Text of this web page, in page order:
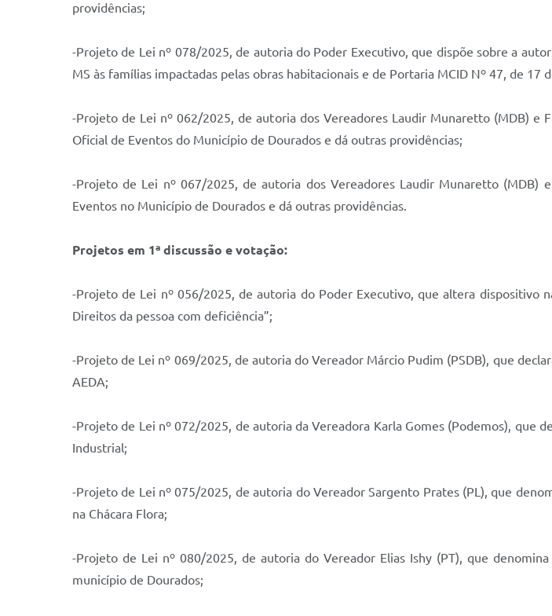
providências;
-Projeto de Lei nº 078/2025, de autoria do Poder Executivo, que dispõe sobre a
MS às famílias impactadas pelas obras habitacionais e de Portaria MCID Nº 47, de 17
-Projeto de Lei nº 062/2025, de autoria dos Vereadores Laudir Munaretto (MDB) e
Oficial de Eventos do Município de Dourados e dá outras providências;
-Projeto de Lei nº 067/2025, de autoria dos Vereadores Laudir Munaretto (MDB)
Eventos no Município de Dourados e dá outras providências.
Projetos em 1ª discussão e votação:
-Projeto de Lei nº 056/2025, de autoria do Poder Executivo, que altera dispositivo
Direitos da pessoa com deficiência”;
-Projeto de Lei nº 069/2025, de autoria do Vereador Márcio Pudim (PSDB), que
AEDA;
-Projeto de Lei nº 072/2025, de autoria da Vereadora Karla Gomes (Podemos), que
Industrial;
-Projeto de Lei nº 075/2025, de autoria do Vereador Sargento Prates (PL), que
na Chácara Flora;
-Projeto de Lei nº 080/2025, de autoria do Vereador Elias Ishy (PT), que
município de Dourados;